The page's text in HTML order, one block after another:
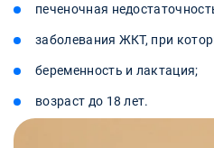
печеночная
заболевания ЖКТ, при
беременность и лактация;
возраст до 18 лет.